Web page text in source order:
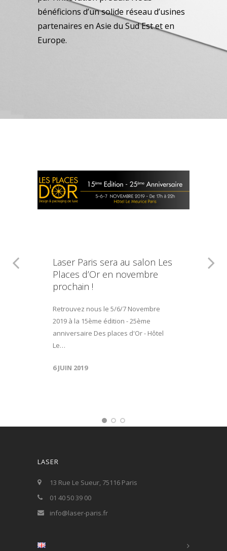
bénéficions d’un solide réseau d’usines
partenaires en Asie du Sud Est et en
Europe.
Laser Paris sera au salon Les
Places d’Or en novembre
prochain !
Retrouvez nous le 5/6/7 Novembre
2019 à la 15ème édition - 25ème
anniversaire Des places d'Or - Hôtel
Le…
6 JUIN 2019
LASER
13 Rue Le Sueur, 75116 Paris
01 40 50 39 00
info@laser-paris.fr